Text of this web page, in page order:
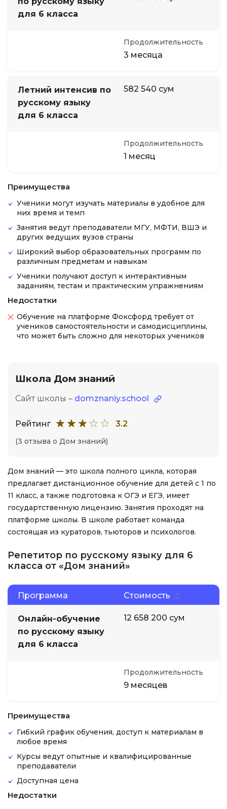
для 6 класса
Продолжительность
3 месяца
Летний интенсив по
русскому языку
для 6 класса
582 540 сум
Продолжительность
1 месяц
Преимущества
Ученики могут изучать материалы в удобное для
них время и темп
Занятия ведут преподаватели МГУ, МФТИ, ВШЭ и
других ведущих вузов страны
Широкий выбор образовательных программ по
различным предметам и навыкам
Ученики получают доступ к интерактивным
заданиям, тестам и практическим упражнениям
Недостатки
Обучение на платформе Фоксфорд требует от
учеников самостоятельности и самодисциплины,
что может быть сложно для некоторых учеников
Школа Дом знаний
Сайт школы – domznaniy.school
Рейтинг 3.2
(3 отзыва о Дом знаний)
Дом знаний — это школа полного цикла, которая
предлагает дистанционное обучение для детей с 1 по
11 класс, а также подготовка к ОГЭ и ЕГЭ, имеет
государтственную лицензию. Занятия проходят на
платформе школы. В школе работает команда
состоящая из кураторов, тьюторов и психологов.
Репетитор по русскому языку для 6
класса от «Дом знаний»
Программа Стоимость
Онлайн-обучение
по русскому языку
для 6 класса
12 658 200 сум
Продолжительность
9 месяцев
Преимущества
Гибкий график обучения, доступ к материалам в
любое время
Курсы ведут опытные и квалифицированные
преподаватели
Доступная цена
Недостатки